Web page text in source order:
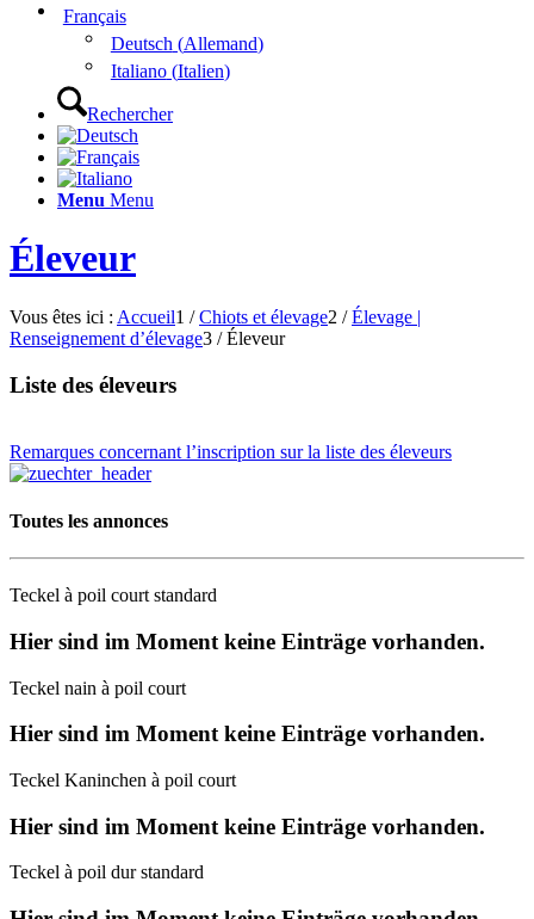
Français
Deutsch (Allemand)
Italiano(Italien)
Rechercher
Menu Menu
Éleveur
Vous êtes ici : Accueil1 / Chiots et élevage2 / Élevage |
Renseignement d’élevage3 / Éleveur
Liste des éleveurs
Remarques concernant l’inscription sur la liste des éleveurs
Toutes les annonces
Teckel à poil court standard
Hier sind im Moment keine Einträge vorhanden.
Teckel nain à poil court
Hier sind im Moment keine Einträge vorhanden.
Teckel Kaninchen à poil court
Hier sind im Moment keine Einträge vorhanden.
Teckel à poil dur standard